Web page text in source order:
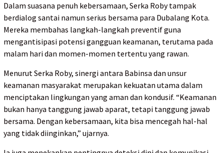
Dalam suasana penuh kebersamaan, Serka Roby tampak
berdialog santai namun serius bersama para Dubalang Kota.
Mereka membahas langkah-langkah preventif guna
mengantisipasi potensi gangguan keamanan, terutama pada
malam hari dan momen-momen tertentu yang rawan.
Menurut Serka Roby, sinergi antara Babinsa dan unsur
keamanan masyarakat merupakan kekuatan utama dalam
menciptakan lingkungan yang aman dan kondusif. “Keamanan
bukan hanya tanggung jawab aparat, tetapi tanggung jawab
bersama. Dengan kebersamaan, kita bisa mencegah hal-hal
yang tidak diinginkan,” ujarnya.